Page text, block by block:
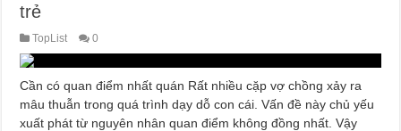
trẻ
TopList 0
Cần có quan điểm nhất quán Rất nhiều cặp vợ chồng xảy ra
mâu thuẫn trong quá trình dạy dỗ con cái. Vấn đề này chủ yếu
xuất phát từ nguyên nhân quan điểm không đồng nhất. Vậy